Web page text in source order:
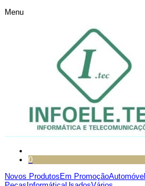
Menu
0
Novos Produtos Em PromoçãoAutomóvel